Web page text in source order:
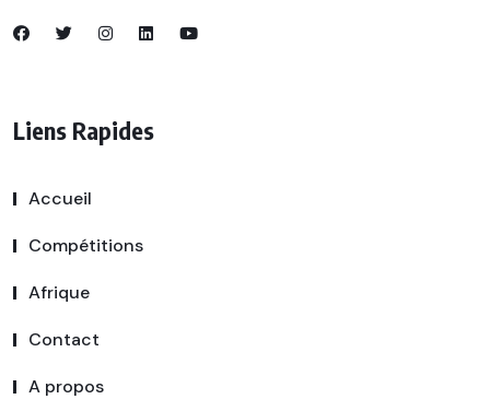
Liens Rapides
Accueil
Compétitions
Afrique
Contact
A propos